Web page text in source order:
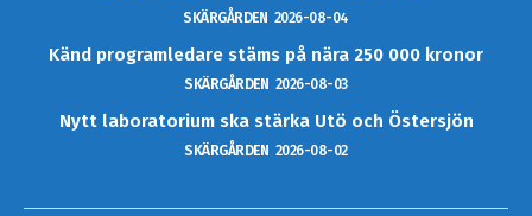
SKÄRGÅRDEN 2026-08-04
Känd programledare stäms på nära 250 000 kronor
SKÄRGÅRDEN 2026-08-03
Nytt laboratorium ska stärka Utö och Östersjön
SKÄRGÅRDEN 2026-08-02